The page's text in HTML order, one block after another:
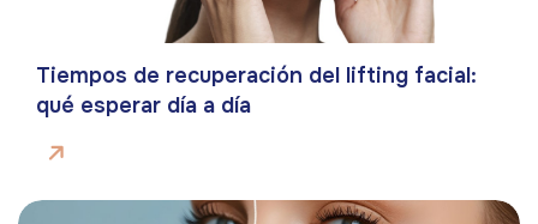
Tiempos de recuperación del lifting facial:
qué esperar día a día